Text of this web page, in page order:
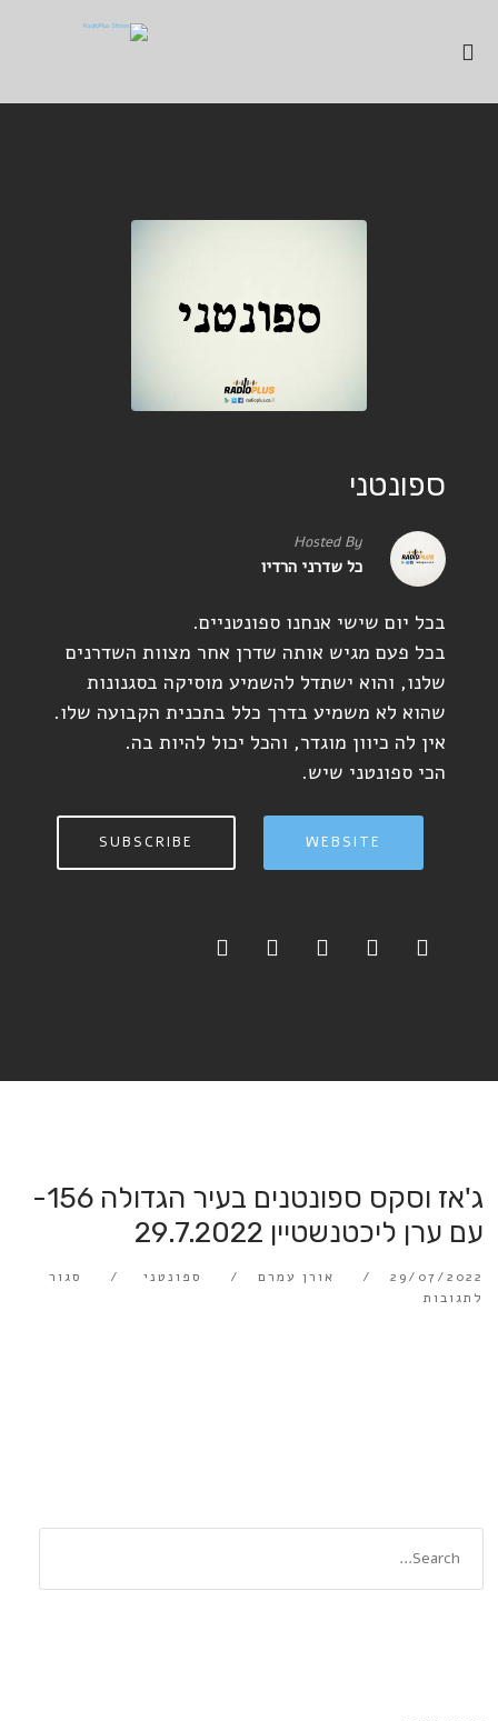
ספונטני
Hosted By
כל שדרני הרדיו
בכל יום שישי אנחנו ספונטניים.
בכל פעם מגיש אותה שדרן אחר מצוות השדרנים
שלנו, והוא ישתדל להשמיע מוסיקה בסגנונות
שהוא לא משמיע בדרך כלל בתכנית הקבועה שלו.
אין לה כיוון מוגדר, והכל יכול להיות בה.
הכי ספונטני שיש.
WEBSITE
SUBSCRIBE
ג'אז וסקס ספונטנים בעיר הגדולה 156-
עם ערן ליכטנשטיין 29.7.2022
29/07/2022 אורן עמרם ספונטני
סגור
לתגובות